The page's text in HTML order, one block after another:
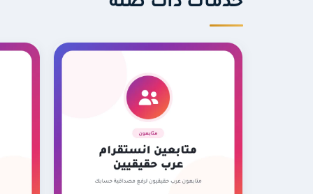
متى يتم إرسال المتابعين العرب؟
يبدأ إرسال
وتعليقات تلقائيًا مع كل بوست جديد طوال مدة
كيف تعمل خدمة الأوتو لايك في
الخدمة بعد انتهاء الشهر للاستمرار في التفاعل.